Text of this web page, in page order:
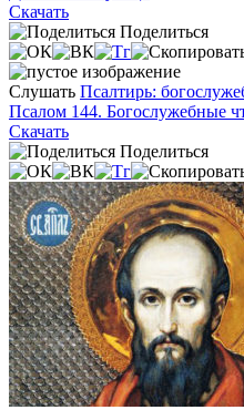
Скачать
Поделиться
Слушать Псалтирь:
Псалом 144. Богослужебные
Скачать
Поделиться